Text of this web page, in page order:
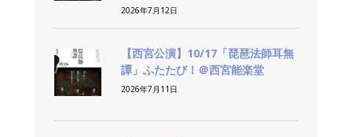
2026年7月12日
【西宮公演】10/17「琵琶法師耳無
譚」ふたたび！＠西宮能楽堂
2026年7月11日